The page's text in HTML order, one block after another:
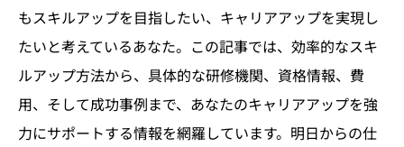
もスキルアップを目指したい、キャリアアップを実現し
たいと考えているあなた。この記事では、効率的なスキ
ルアップ方法から、具体的な研修機関、資格情報、費
用、そして成功事例まで、あなたのキャリアアップを強
力にサポートする情報を網羅しています。明日からの仕